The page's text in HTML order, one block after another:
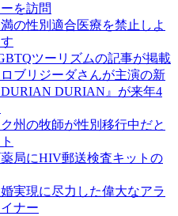
を訪問
の性別適合医療を禁止しよ
ツーリズムの記事が掲載
ブリジーダさんが主演の新
DURIAN』が来年4
州の牧師が性別移行中だと
局にHIV郵送検査キットの
婚実現に尽力した偉大なアラ
ナー